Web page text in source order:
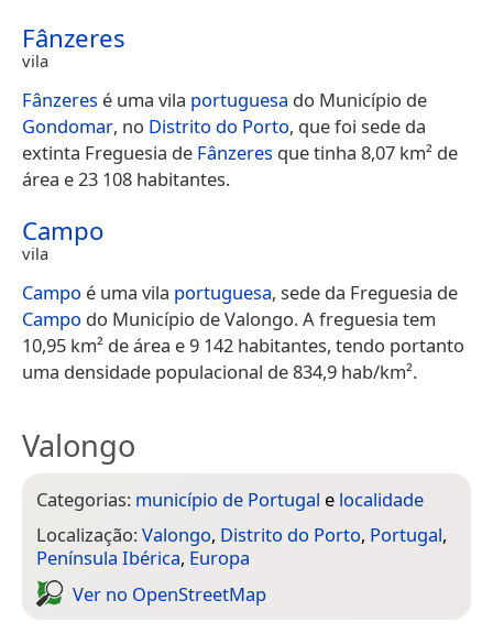
Fânzeres
vila
Fânzeres é uma vila portuguesa do Município de
Gondomar, no Distrito do Porto, que foi sede da
extinta Freguesia de Fânzeres que tinha 8,07 km² de
área e 23 108 habitantes.
Campo
vila
Campo é uma vila portuguesa, sede da Freguesia de
Campo do Município de Valongo. A freguesia tem
10,95 km² de área e 9 142 habitantes, tendo portanto
uma densidade populacional de 834,9 hab/km².
Valongo
Categorias: município de Portugal e localidade
Localização:Valongo, Distrito do Porto, Portugal,
Península Ibérica, Europa
Ver no Open­Street­Map